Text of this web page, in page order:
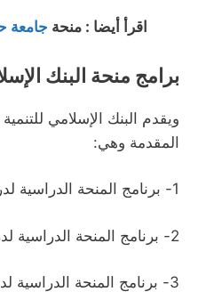
اقرأ أيضا : منحة جامعة
برامج منحة البنك
ويقدم البنك الإسلامي
المقدمة وهي:
1- برنامج المنحة الدراسية لدراسة البكالوريوس.
2- برنامج المنحة الدراسية لدراسة الماجستير.
3- برنامج المنحة الدراسية لدراسة الدكتوراه.